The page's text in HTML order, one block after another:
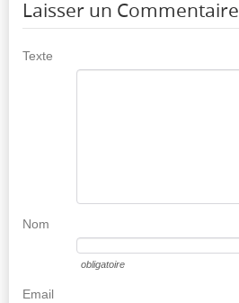
Laisser un Commentaire
Texte
Nom
obligatoire
Email